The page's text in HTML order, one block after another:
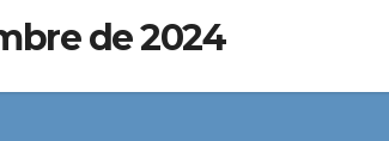
de 2024